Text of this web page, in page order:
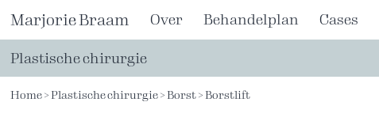
naar
de
inhoud
Marjorie Braam Over Behandelplan Cases
Plastische chirurgie
Home>Plastische chirurgie>Borst>Borstlift